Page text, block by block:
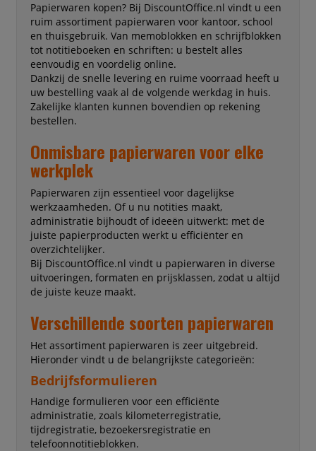
Papierwaren kopen? Bij DiscountOffice.nl vindt u een
ruim assortiment papierwaren voor kantoor, school
en thuisgebruik. Van memoblokken en schrijfblokken
tot notitieboeken en schriften: u bestelt alles
eenvoudig en voordelig online.
Dankzij de snelle levering en ruime voorraad heeft u
uw bestelling vaak al de volgende werkdag in huis.
Zakelijke klanten kunnen bovendien op rekening
bestellen.
Onmisbare papierwaren voor elke
werkplek
Papierwaren zijn essentieel voor dagelijkse
werkzaamheden. Of u nu notities maakt,
administratie bijhoudt of ideeën uitwerkt: met de
juiste papierproducten werkt u efficiënter en
overzichtelijker.
Bij DiscountOffice.nl vindt u papierwaren in diverse
uitvoeringen, formaten en prijsklassen, zodat u altijd
de juiste keuze maakt.
Verschillende soorten papierwaren
Het assortiment papierwaren is zeer uitgebreid.
Hieronder vindt u de belangrijkste categorieën:
Bedrijfsformulieren
Handige formulieren voor een efficiënte
administratie, zoals kilometerregistratie,
tijdregistratie, bezoekersregistratie en
telefoonnotitieblokken.